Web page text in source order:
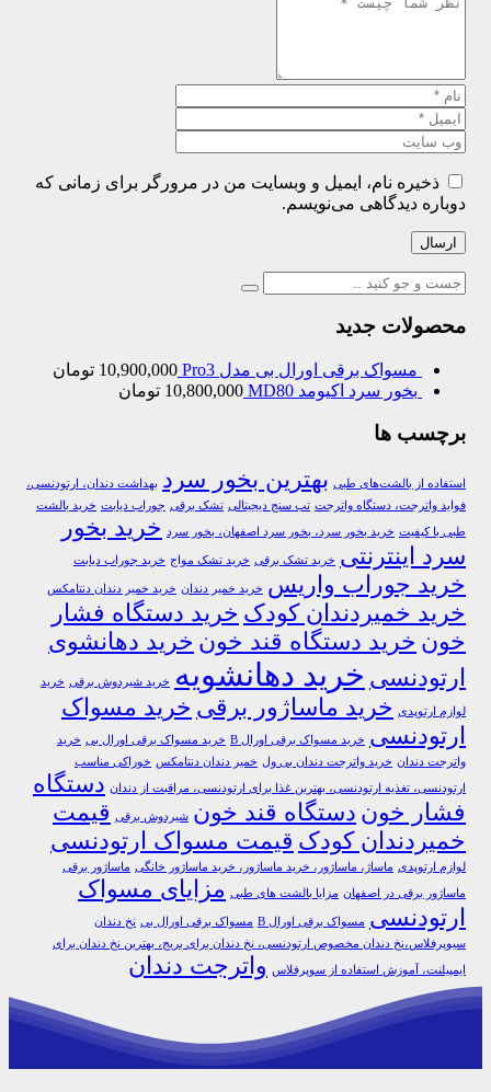
ذخیره نام، ایمیل و وبسایت من در مرورگر برای زمانی که
دوباره دیدگاهی می‌نویسم.
ارسال
محصولات جدید
مسواک برقی اورال بی مدل Pro3 10,900,000 تومان
بخور سرد اکیومد MD80
10,800,000 تومان
برچسب ها
استفاده از بالشت‌های طبی بهترین بخور سرد بهداشت دندان، ارتودنسی،
فواید واترجت، دستگاه واترجت تب سنج دیجیتالی تشک برقی جوراب دیابت خرید بالشت‌
طبی با کیفیت خرید بخور سرد، بخور سرد اصفهان، بخور سرد خرید بخور
سرد اینترنتی خرید تشک برقی خرید تشک مواج خرید جوراب دیابت
خرید جوراب واریس خرید خمیر دندان خرید خمیر دندان دنتامکس
خرید خمیردندان کودک خرید دستگاه فشار
خون خرید دستگاه قند خون خرید دهانشوی
ارتودنسی خرید دهانشویه خرید شیردوش برقی خرید
لوازم ارتوپدی خرید ماساژور برقی خرید مسواک
ارتودنسی خرید مسواک برقی اورال B خرید مسواک برقی اورال بی خرید
واترجت دندان خرید واترجت دندان بی ول خمیر دندان دنتامکس خوراکی مناسب
ارتودنسی، تغذیه ارتودنسی، بهترین غذا برای ارتودنسی، مراقبت از دندان دستگاه
فشار خون دستگاه قند خون شیردوش برقی قیمت
خمیردندان کودک قیمت مسواک ارتودنسی
لوازم ارتوپدی ماساژ، ماساژور، خرید ماساژور، خرید ماساژور خانگی ماساژور برقی
ماساژور برقی در اصفهان مزایا بالشت های طبی مزایای مسواک
ارتودنسی مسواک برقی اورال B مسواک برقی اورال بی نخ دندان
سیوپرفلاس،نخ دندان مخصوص ارتودنسی، نخ دندان برای بریج، بهترین نخ دندان برای
ایمپیلنت، آموزش استفاده از سوپرفلاس واترجت دندان